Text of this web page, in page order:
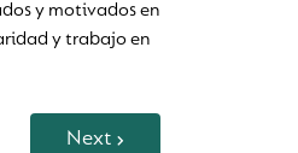
y motivados en
y trabajo en
Next